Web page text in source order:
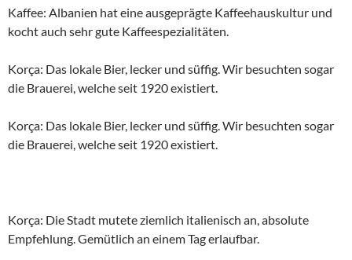
Kaffee: Albanien hat eine ausgeprägte Kaffeehauskultur und
kocht auch sehr gute Kaffeespezialitäten.
Korça: Das lokale Bier, lecker und süffig. Wir besuchten sogar
die Brauerei, welche seit 1920 existiert.
Korça: Das lokale Bier, lecker und süffig. Wir besuchten sogar
die Brauerei, welche seit 1920 existiert.
Korça: Die Stadt mutete ziemlich italienisch an, absolute
Empfehlung. Gemütlich an einem Tag erlaufbar.